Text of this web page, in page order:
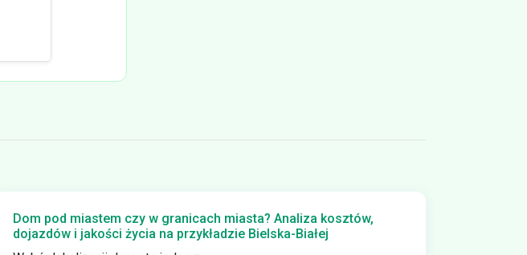
Dom pod miastem czy w granicach miasta? Analiza kosztów,
dojazdów i jakości życia na przykładzie Bielska-Białej